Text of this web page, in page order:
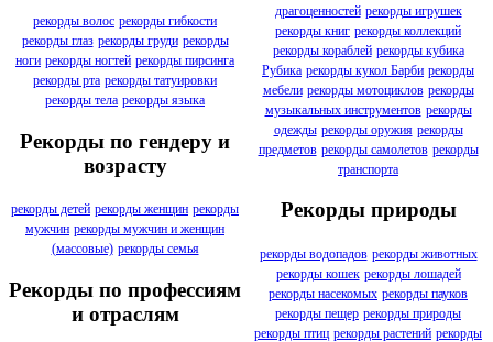
рекорды волос рекорды гибкости
рекорды глаз рекорды груди рекорды
ноги рекорды ногтей рекорды пирсинга
рекорды рта рекорды татуировки
рекорды тела рекорды языка
Рекорды по гендеру и
возрасту
рекорды детей рекорды женщин рекорды
мужчин рекорды мужчин и женщин
(массовые) рекорды семья
Рекорды по профессиям
и отраслям
драгоценностей рекорды игрушек
рекорды книг рекорды коллекций
рекорды кораблей рекорды кубика
Рубика рекорды кукол Барби рекорды
мебели рекорды мотоциклов рекорды
музыкальных инструментов рекорды
одежды рекорды оружия рекорды
предметов рекорды самолетов рекорды
транспорта
Рекорды природы
рекорды водопадов рекорды животных
рекорды кошек рекорды лошадей
рекорды насекомых рекорды пауков
рекорды пещер рекорды природы
рекорды птиц рекорды растений рекорды